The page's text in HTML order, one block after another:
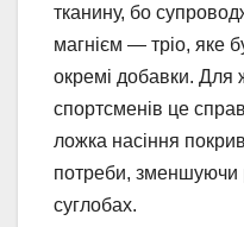
тканину, бо
магнієм — тріо, яке
окремі добавки. Для
спортсменів це
ложка насіння
потреби, зменшуючи
суглобах.